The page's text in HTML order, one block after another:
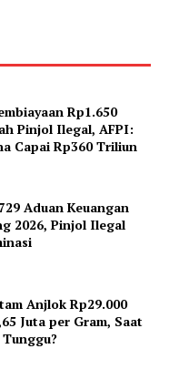
Rp1.650
Pinjol Ilegal, AFPI:
Capai Rp360 Triliun
Aduan Keuangan
2026, Pinjol Ilegal
Anjlok Rp29.000
Juta per Gram, Saat